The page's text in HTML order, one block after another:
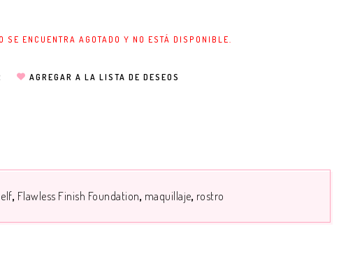
SE ENCUENTRA AGOTADO Y NO ESTÁ DISPONIBLE.
AGREGAR A LA LISTA DE DESEOS
elf Flawless Finish Foundation maquillaje rostro